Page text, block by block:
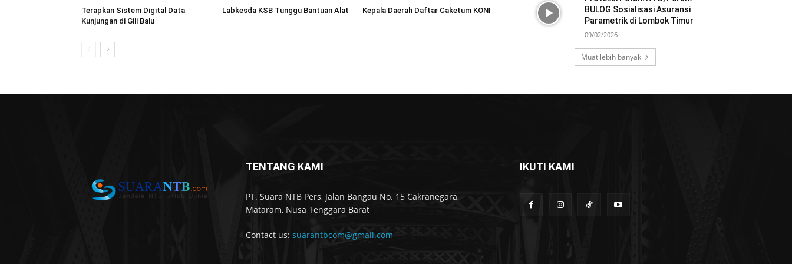
Terapkan Sistem Digital Data
Kunjungan di Gili Balu
Labkesda KSB Tunggu Bantuan Alat Kepala Daerah Daftar Caketum KONI
BULOG Sosialisasi Asuransi
Parametrik di Lombok Timur
09/02/2026
Muat lebih banyak
TENTANG KAMI
PT. Suara NTB Pers, Jalan Bangau No. 15 Cakranegara,
Mataram, Nusa Tenggara Barat
Contact us: suarantbcom@gmail.com
IKUTI KAMI